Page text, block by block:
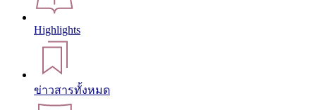
Highlights
ข่าวสารทั้งหมด